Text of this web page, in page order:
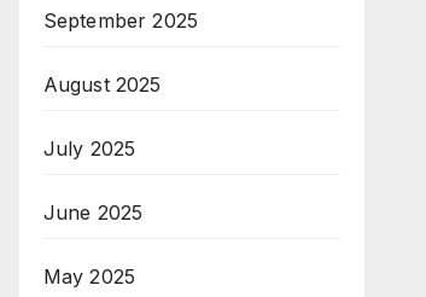
September 2025
August 2025
July 2025
June 2025
May 2025